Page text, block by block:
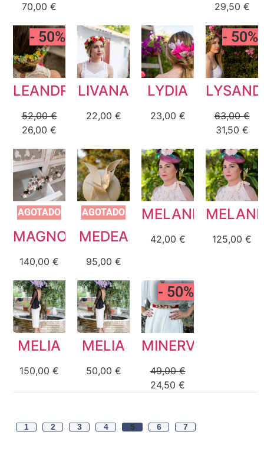
70,00 €
29,50 €
- 50%
LEANDRA
52,00€
26,00 €
LIVANA
22,00 €
LYDIA
23,00 €
- 50%
63,00€
31,50 €
AGOTADO
MAGNOLIA
140,00 €
AGOTADO
MEDEA
95,00 €
MELANIE
42,00 € 125,00 €
MELIA
150,00 €
MELIA
50,00 €
- 50%
MINERVA
49,00€
24,50 €
1 2 3 4 5 6 7